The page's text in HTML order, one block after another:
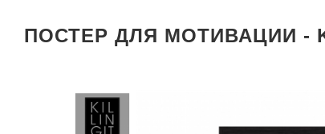
ПОСТЕР ДЛЯ МОТИВАЦИИ -